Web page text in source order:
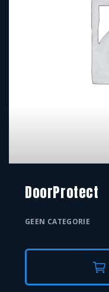
DoorProtect
GEEN CATEGORIE